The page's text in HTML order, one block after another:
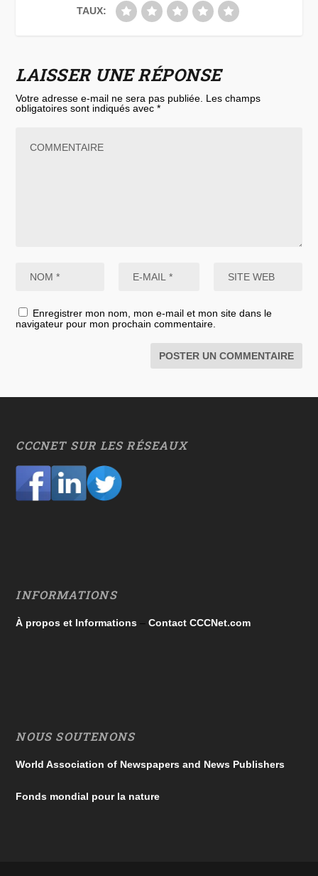
TAUX:
LAISSER UNE RÉPONSE
Votre adresse e-mail ne sera pas publiée. Les champs
obligatoires sont indiqués avec*
Enregistrer mon nom, mon e-mail et mon site dans le
navigateur pour mon prochain commentaire.
CCCNET SUR LES RÉSEAUX
INFORMATIONS
À propos et Informations –Contact CCCNet.com
NOUS SOUTENONS
World Association of Newspapers and News Publishers
Fonds mondial pour la nature